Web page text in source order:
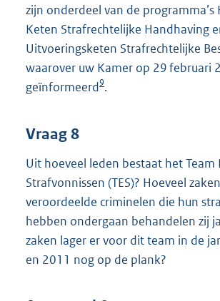
zijn onderdeel van de
Keten Strafrechtelijke Handhaving
Uitvoeringsketen Strafrechtelijke
waarover uw Kamer op 29 februari
geïnformeerd9.
Vraag 8
Uit hoeveel leden bestaat het Team
Strafvonnissen (TES)? Hoeveel
veroordeelde criminelen die hun
hebben ondergaan behandelen zij
zaken lager er voor dit team in de
en 2011 nog op de plank?